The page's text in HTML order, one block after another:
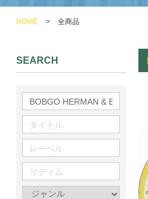
HOME > 全商品
SEARCH